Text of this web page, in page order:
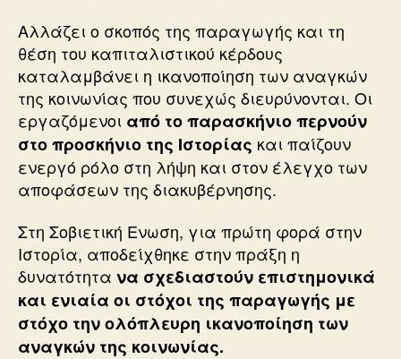
Αλλάζει ο σκοπός της παραγωγής και τη
θέση του καπιταλιστικού κέρδους
καταλαμβάνει η ικανοποίηση των αναγκών
της κοινωνίας που συνεχώς διευρύνονται. Οι
εργαζόμενοι από το παρασκήνιο περνούν
στο προσκήνιο της Ιστορίας και παίζουν
ενεργό ρόλο στη λήψη και στον έλεγχο των
αποφάσεων της διακυβέρνησης.
Στη Σοβιετική Ενωση, για πρώτη φορά στην
Ιστορία, αποδείχθηκε στην πράξη η
δυνατότητα να σχεδιαστούν επιστημονικά
και ενιαία οι στόχοι της παραγωγής με
στόχο την ολόπλευρη ικανοποίηση των
αναγκών της κοινωνίας.